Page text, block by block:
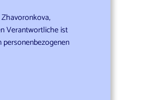
Verantwortliche ist